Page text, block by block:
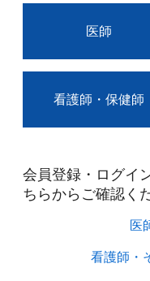
医師
看護師・保健師
会員登録・ログイ
ちらからご確認く
医
看護師・